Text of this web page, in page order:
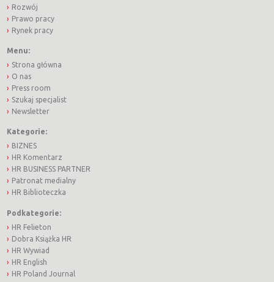
Rozwój
Prawo pracy
Rynek pracy
Menu:
Strona główna
O nas
Press room
Szukaj specjalist
Newsletter
Kategorie:
BIZNES
HR Komentarz
HR BUSINESS PARTNER
Patronat medialny
HR Biblioteczka
Podkategorie:
HR Felieton
Dobra Książka HR
HR Wywiad
HR English
HR Poland Journal